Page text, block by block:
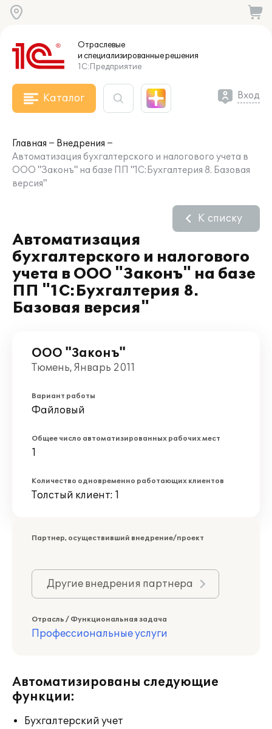
Отраслевые
и специализированныерешения
1С:Предприятие
Каталог Вход
Главная
Внедрения
Автоматизация бухгалтерского и налогового учета в
ООО "Законъ" на базе ПП "1С:Бухгалтерия 8. Базовая
версия"
Автоматизация
бухгалтерского и налогового
учета в ООО "Законъ" на базе
ПП "1С:Бухгалтерия 8.
Базовая версия"
К списку
ООО "Законъ"
Тюмень, Январь 2011
Вариант работы
Файловый
Общее число автоматизированных рабочих мест
1
Количество одновременно работающих клиентов
Толстый клиент: 1
Партнер, осуществивший внедрение/проект
Другие внедрения партнера
Отрасль / Функциональная задача
Профессиональные услуги
Автоматизированы следующие
функции:
Бухгалтерский учет